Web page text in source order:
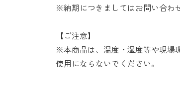
※納期につきましてはお問い合わ
【ご注意】
※本商品は、温度・湿度等や現場
使用にならないでください。